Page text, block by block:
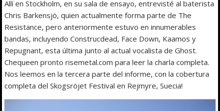
Allí en Stockholm, en su sala de ensayo, entrevisté al baterista
Chris Barkensjö, quien actualmente forma parte de The
Resistance, pero anteriormente estuvo en innumerables
bandas, incluyendo Construcdead, Face Down, Kaamos y
Repugnant, esta última junto al actual vocalista de Ghost.
Chequeen pronto risemetal.com para leer la charla completa.
Nos leemos en la tercera parte del informe, con la cobertura
completa del Skogsröjet Festival en Rejmyre, Suecia!